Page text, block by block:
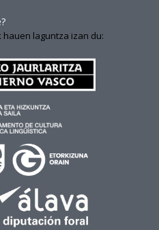
laguntza izan du: